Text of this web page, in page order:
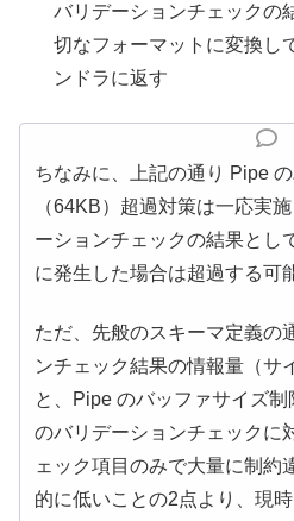
バリデーションチェックの
切なフォーマットに変換し
ンドラに返す
ちなみに、上記の通り Pipe
（64KB）超過対策は一応実
ーションチェックの結果とし
に発生した場合は超過する可
ただ、先般のスキーマ定義の
ンチェック結果の情報量（サ
と、Pipe のバッファサイズ
のバリデーションチェックに
ェック項目のみで大量に制約
的に低いことの2点より、現